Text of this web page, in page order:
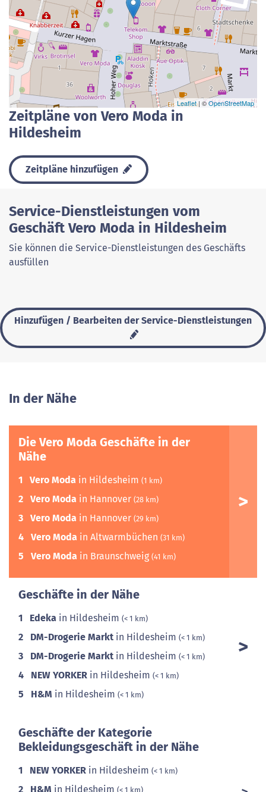
Leaflet| ©OpenStreetMap
Zeitpläne von Vero Moda in
Hildesheim
Zeitpläne hinzufügen
Service-Dienstleistungen vom
Geschäft Vero Moda in Hildesheim
Sie können die Service-Dienstleistungen des Geschäfts
ausfüllen
Hinzufügen / Bearbeiten der Service-Dienstleistungen
In der Nähe
Die Vero Moda Geschäfte in der
Nähe
1 Vero Moda in Hildesheim (1 km)
2 Vero Moda in Hannover (28 km)
3 Vero Moda in Hannover (29 km)
4 Vero Moda in Altwarmbüchen (31 km)
5 Vero Moda in Braunschweig (41 km)
Geschäfte in der Nähe
1 Edeka in Hildesheim (< 1 km)
2 DM-Drogerie Markt in Hildesheim (< 1 km)
3 DM-Drogerie Markt in Hildesheim (< 1 km)
4 NEW YORKER in Hildesheim (< 1 km)
5 H&M in Hildesheim (< 1 km)
Geschäfte der Kategorie
Bekleidungsgeschäft in der Nähe
1 NEW YORKER in Hildesheim (< 1 km)
2 H&M in Hildesheim (< 1 km)